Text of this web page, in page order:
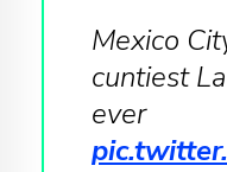
Mexico
cuntiest
ever